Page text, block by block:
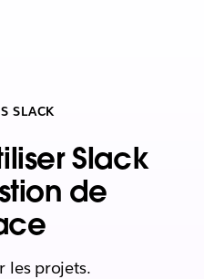
SLACK
Slack
de
les projets.